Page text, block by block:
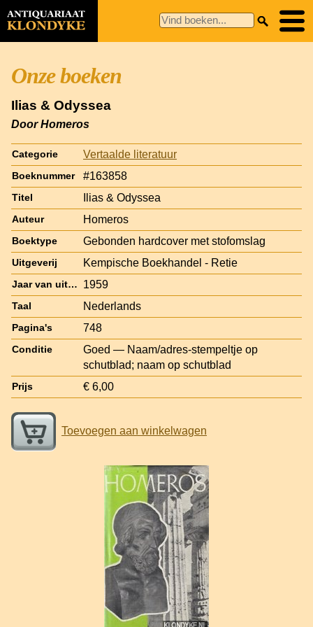
Onze boeken
Ilias & Odyssea
Door Homeros
Categorie Vertaalde literatuur
Boeknummer #163858
Titel Ilias & Odyssea
Auteur Homeros
Boektype Gebonden hardcover met stofomslag
Uitgeverij Kempische Boekhandel - Retie
Jaar van uitgave 1959
Taal Nederlands
Pagina's 748
Conditie
Goed — Naam/adres-stempeltje op
schutblad; naam op schutblad
Prijs € 6,00
Toevoegen aan winkelwagen